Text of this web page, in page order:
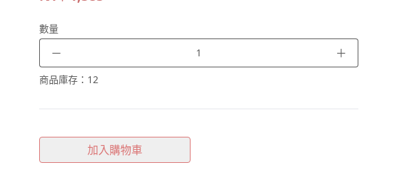
數量
－ ＋
商品庫存： 12
加入購物車